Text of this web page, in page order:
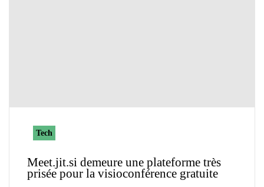
Tech
Meet.jit.si demeure une plateforme très
prisée pour la visioconférence gratuite